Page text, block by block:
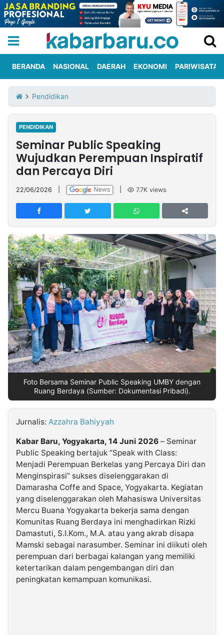
Iklan
Berita
Kami
Nasional
International
Olahraga
Entertainment
Daerah
Pariwisata
Kuliner
Kolom
Network
PT
TREETAN
INDONESIA
Partner
Insight
NTB
Suara
Time
Lens
IDN
Daily
Jogja
Jalan
Rakyat
Idealita
News
Kita
Notice
Dinamikapost.com
Radar
Baru
Seedbacklink
Follow
Kabarbaru
Kabarbaru.co
2026
Kabarbaru
Media
Holding
BERANDA NASIONAL DAERAH EKONOMI PARIWISATA
Pendidikan
PENDIDIKAN
Seminar Public Speaking
Wujudkan Perempuan Inspiratif
dan Percaya Diri
22/06/2026 7.7K views
Foto Bersama Seminar Public Speaking UMBY dengan
Ruang Berdaya (Sumber: Dokumentasi Pribadi).
Jurnalis: Azzahra Bahiyyah
Kabar Baru, Yogyakarta, 14 Juni 2026 – Seminar
Public Speaking bertajuk “Speak with Class:
Menjadi Perempuan Berkelas yang Percaya Diri dan
Menginspirasi” sukses diselenggarakan di
Damarasha Coffe and Space, Yogyakarta. Kegiatan
yang diselenggarakan oleh Mahasiswa Universitas
Mercu Buana Yogyakarta bekerja sama dengan
Komunitas Ruang Berdaya ini menghadirkan Rizki
Damastuti, S.I.Kom., M.A. atau yang akrab disapa
Mamski sebagai narasumber. Seminar ini diikuti oleh
perempuan dari berbagai kalangan yang memiliki
ketertarikan dalam pengembangan diri dan
peningkatan kemampuan komunikasi.